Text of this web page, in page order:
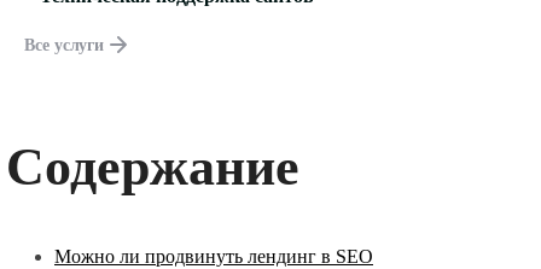
Все услуги
Содержание
Можно ли продвинуть лендинг в SEO